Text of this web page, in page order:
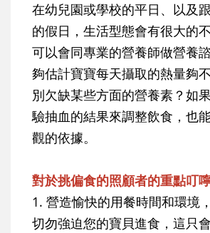
在幼兒園或學校的平日、以及
的假日，生活型態會有很大的
可以會同專業的營養師做營養
夠估計寶寶每天攝取的熱量夠
別欠缺某些方面的營養素？如
驗抽血的結果來調整飲食，也
觀的依據。
對於挑偏食的照顧者的重點叮
1. 營造愉快的用餐時間和環境
切勿強迫您的寶貝進食，這只會